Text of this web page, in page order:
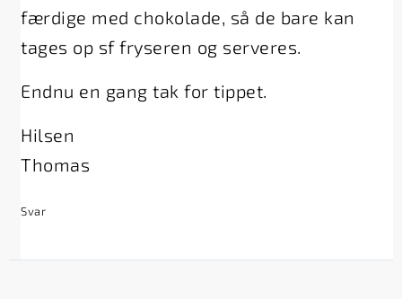
færdige med chokolade, så de bare kan
tages op sf fryseren og serveres.
Endnu en gang tak for tippet.
Hilsen
Thomas
Svar